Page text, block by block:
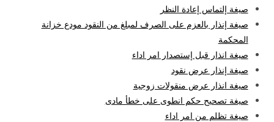
صيغة إلتماس إعادة النظر
صيغة إنذار بالعزم على الصرف لمبلغ من النقود مودع خزانة
المحكمة
صيغة انذار قبل إستصدار امر اداء
صيغة إنذار عرض نقود
صيغة انذار عرض منقولات زوجية
صيغة تصحيح حكم انطوى على خطأ مادى
صيغة تظلم من امر اداء